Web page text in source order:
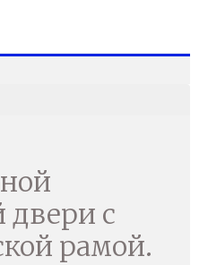
двери с
рамой.